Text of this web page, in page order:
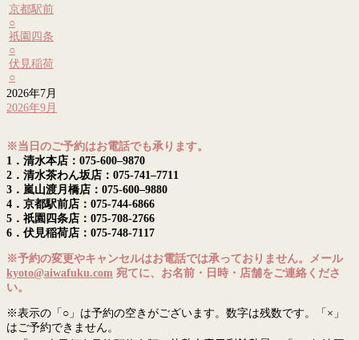
京都駅前
○
祇園四条
○
伏見稲荷
○
2026年7月
2026年9月
※当日のご予約はお電話でも承ります。
1．清水本店：075-600–9870
2．清水茶わん坂店：075-741–7711
3．嵐山渡月橋店：075-600–9880
4．京都駅前店：075-744-6866
5．祇園四条店：075-708-2766
6．伏見稲荷店：075-748-7117
※予約の変更やキャンセルはお電話では承っておりません。メール
kyoto@aiwafuku.com 宛てに、お名前・日時・店舗をご連絡くださ
い。
※表示の「○」は予約の空きがございます。数字は残数です。「×」
はご予約できません。